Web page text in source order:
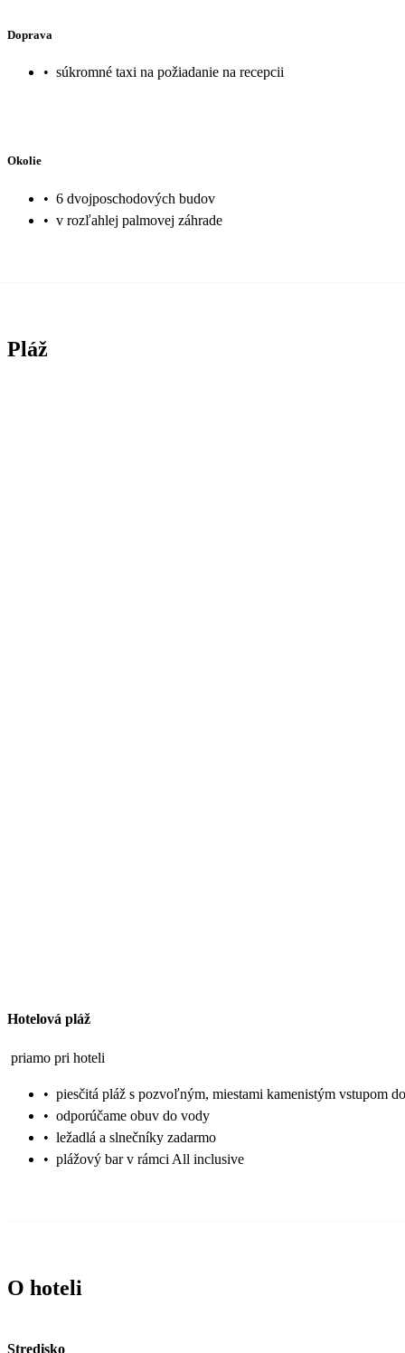
Doprava
• súkromné taxi na požiadanie na recepcii
Okolie
• 6 dvojposchodových budov
• v rozľahlej palmovej záhrade
Pláž
Hotelová pláž
priamo pri hoteli
• piesčitá pláž s pozvoľným, miestami kamenistým vstupom
• odporúčame obuv do vody
• ležadlá a slnečníky zadarmo
• plážový bar v rámci All inclusive
O hoteli
Stredisko